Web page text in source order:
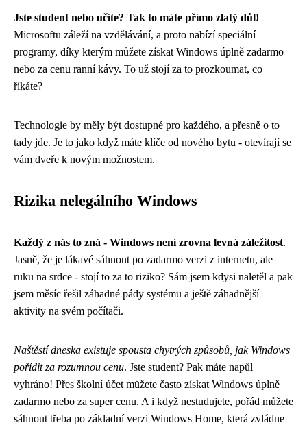
Jste student nebo učíte? Tak to máte přímo zlatý důl!
Microsoftu záleží na vzdělávání, a proto nabízí speciální
programy, díky kterým můžete získat Windows úplně zadarmo
nebo za cenu ranní kávy. To už stojí za to prozkoumat, co
říkáte?
Technologie by měly být dostupné pro každého, a přesně o to
tady jde. Je to jako když máte klíče od nového bytu - otevírají se
vám dveře k novým možnostem.
Rizika nelegálního Windows
Každý z nás to zná - Windows není zrovna levná záležitost.
Jasně, že je lákavé sáhnout po zadarmo verzi z internetu, ale
ruku na srdce - stojí to za to riziko? Sám jsem kdysi naletěl a pak
jsem měsíc řešil záhadné pády systému a ještě záhadnější
aktivity na svém počítači.
Naštěstí dneska existuje spousta chytrých způsobů, jak Windows
pořídit za rozumnou cenu. Jste student? Pak máte napůl
vyhráno! Přes školní účet můžete často získat Windows úplně
zadarmo nebo za super cenu. A i když nestudujete, pořád můžete
sáhnout třeba po základní verzi Windows Home, která zvládne